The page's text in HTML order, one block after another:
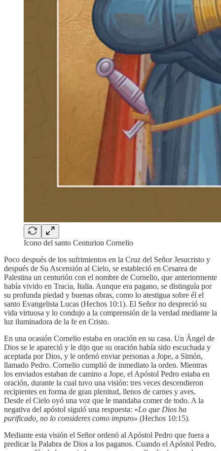
Icono del santo Centurion Cornelio
Poco después de los sufrimientos en la Cruz del Señor Jesucristo y
después de Su Ascensión al Cielo, se estableció en Cesarea de
Palestina un centurión con el nombre de Cornelio, que anteriormente
había vivido en Tracia, Italia. Aunque era pagano, se distinguía por
su profunda piedad y buenas obras, como lo atestigua sobre él el
santo Evangelista Lucas (Hechos 10:1). El Señor no despreció su
vida virtuosa y lo condujo a la comprensión de la verdad mediante la
luz iluminadora de la fe en Cristo.
En una ocasión Cornelio estaba en oración en su casa. Un Ángel de
Dios se le apareció y le dijo que su oración había sido escuchada y
aceptada por Dios, y le ordenó enviar personas a Jope, a Simón,
llamado Pedro. Cornelio cumplió de inmediato la orden. Mientras
los enviados estaban de camino a Jope, el Apóstol Pedro estaba en
oración, durante la cual tuvo una visión: tres veces descendieron
recipientes en forma de gran plenitud, llenos de carnes y aves.
Desde el Cielo oyó una voz que le mandaba comer de todo. A la
negativa del apóstol siguió una respuesta: «Lo que Dios ha
purificado, no lo consideres como impuro» (Hechos 10:15).
Mediante esta visión el Señor ordenó al Apóstol Pedro que fuera a
predicar la Palabra de Dios a los paganos. Cuando el Apóstol Pedro,